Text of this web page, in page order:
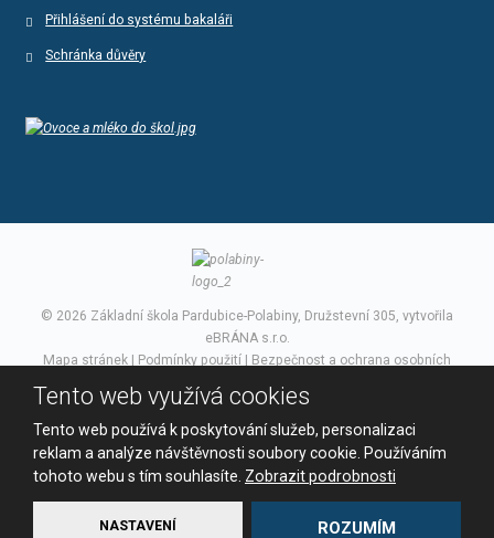
Přihlášení do systému bakaláři
Schránka důvěry
© 2026 Základní škola Pardubice-Polabiny, Družstevní 305, vytvořila
eBRÁNA s.r.o.
Mapa stránek
Podmínky použití
Bezpečnost a ochrana osobních
zásady ochrany osobních údajů
smluvní podmínky
Tento web využívá cookies
Tento web používá k poskytování služeb, personalizaci
reklam a analýze návštěvnosti soubory cookie. Používáním
tohoto webu s tím souhlasíte. Zobrazit podrobnosti
NASTAVENÍ ROZUMÍM